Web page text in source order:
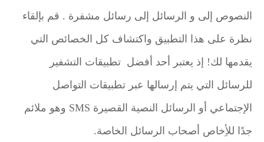
النصوص إلى و الرسائل إلى رسائل مشفرة . قم بإلقاء
نظرة على هذا التطبيق واكتشاف كل الخصائص التي
يقدمها لك! إذ يعتبر أحد أفضل تطبيقات التشفير
للرسائل التي يتم إرسالها عبر تطبيقات التواصل
الإجتماعي أو الرسائل النصية القصيرة SMS وهو ملائم
جدًا للأِخاص أصحاب الرسائل الخاصة.